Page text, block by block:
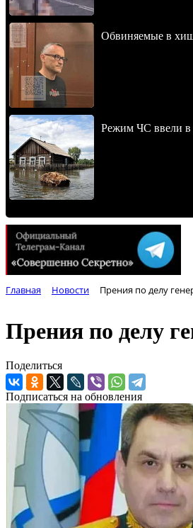
Обвиняемые в
Режим ЧС ввели в
Главная Новости Прения по делу
Прения по делу
Поделиться
Подписаться на обновления